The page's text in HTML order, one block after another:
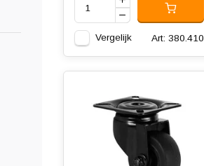
Vergelijk Art: 380.410